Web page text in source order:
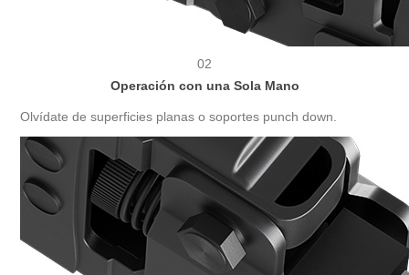
02
Operación con una Sola Mano
Olvídate de superficies planas o soportes punch down.